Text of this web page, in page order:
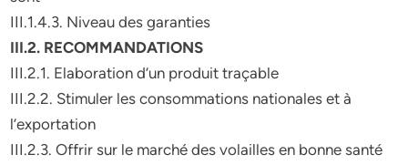
III.1.4.3. Niveau des garanties
III.2. RECOMMANDATIONS
III.2.1. Elaboration d’un produit traçable
III.2.2. Stimuler les consommations nationales et à
l’exportation
III.2.3. Offrir sur le marché des volailles en bonne santé